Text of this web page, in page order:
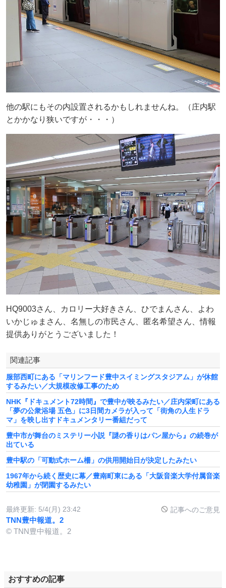
他の駅にもその内設置されるかもしれませんね。（庄内駅
とかかなり狭いですが・・・）
HQ9003さん、カロリー大好きさん、ひでまんさん、よわ
いかじゅまさん、名無しの市民さん、匿名希望さん、情報
提供ありがとうございました！
関連記事
服部西町にある「マリンフード豊中スイミングスタジアム」が休館
するみたい／大規模改修工事のため
NHK『ドキュメント72時間』で豊中が映るみたい／庄内栄町にある
「夢の公衆浴場 五色」に3日間カメラが入って「街角の人生ドラ
マ」を映し出すドキュメンタリー番組だって
豊中市が舞台のミステリー小説『謎の香りはパン屋から』の続巻が
出ている
豊中駅の「可動式ホーム柵」の供用開始日が決定したみたい
1967年から続く歴史に幕／豊南町東にある「大阪音楽大学付属音楽
幼稚園」が閉園するみたい
最終更新: 5/4(月) 23:42 記事へのご意見
TNN豊中報道。2
© TNN豊中報道。2
おすすめの記事